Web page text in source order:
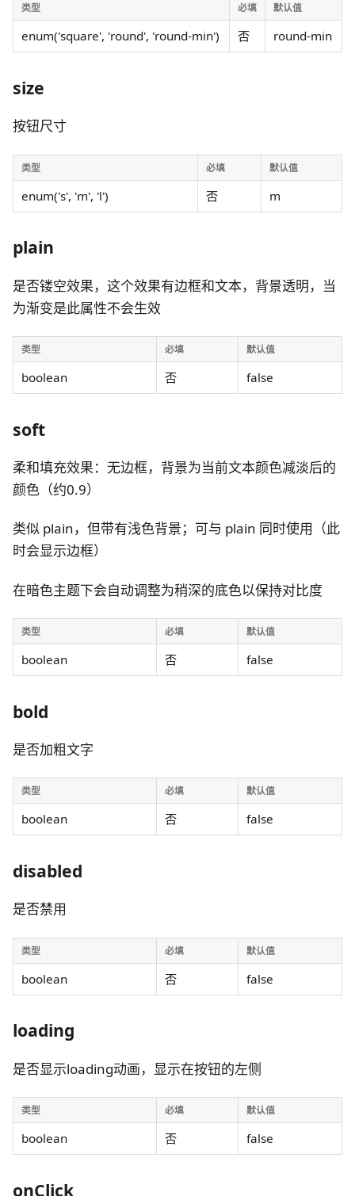
类型 必填 默认值
enum('square', 'round', 'round-min') 否 round-min
size
按钮尺寸
类型 必填 默认值
enum('s', 'm', 'l') 否 m
plain
是否镂空效果，这个效果有边框和文本，背景透明，当
为渐变是此属性不会生效
类型 必填 默认值
boolean 否 false
soft
柔和填充效果：无边框，背景为当前文本颜色减淡后的
颜色（约0.9）
类似 plain，但带有浅色背景；可与 plain 同时使用（此
时会显示边框）
在暗色主题下会自动调整为稍深的底色以保持对比度
类型 必填 默认值
boolean 否 false
bold
是否加粗文字
类型 必填 默认值
boolean 否 false
disabled
是否禁用
类型 必填 默认值
boolean 否 false
loading
是否显示loading动画，显示在按钮的左侧
类型 必填 默认值
boolean 否 false
onClick